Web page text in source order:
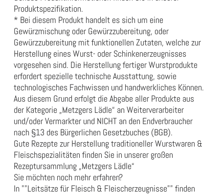
Produktspezifikation.
* Bei diesem Produkt handelt es sich um eine
Gewürzmischung oder Gewürzzubereitung, oder
Gewürzzubereitung mit funktionellen Zutaten, welche zur
Herstellung eines Wurst- oder Schinkenerzeugnisses
vorgesehen sind. Die Herstellung fertiger Wurstprodukte
erfordert spezielle technische Ausstattung, sowie
technologisches Fachwissen und handwerkliches Können.
Aus diesem Grund erfolgt die Abgabe aller Produkte aus
der Kategorie „Metzgers Lädle“ an Weiterverarbeiter
und/oder Vermarkter und NICHT an den Endverbraucher
nach §13 des Bürgerlichen Gesetzbuches (BGB).
Gute Rezepte zur Herstellung traditioneller Wurstwaren &
Fleischspezialitäten finden Sie in unserer großen
Rezeptursammlung „Metzgers Lädle“
Sie möchten noch mehr erfahren?
In ""Leitsätze für Fleisch & Fleischerzeugnisse"" finden